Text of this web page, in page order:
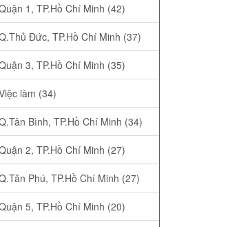
1, TP.Hồ Chí Minh (42)
Đức, TP.Hồ Chí Minh (37)
3, TP.Hồ Chí Minh (35)
làm (34)
Bình, TP.Hồ Chí Minh (34)
2, TP.Hồ Chí Minh (27)
Phú, TP.Hồ Chí Minh (27)
5, TP.Hồ Chí Minh (20)